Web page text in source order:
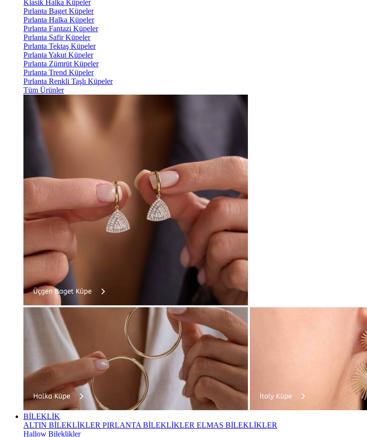
Klasik Halka Küpeler
Pırlanta Baget Küpeler
Pırlanta Halka Küpeler
Pırlanta Fantazi Küpeler
Pırlanta Safir Küpeler
Pırlanta Tektaş Küpeler
Pırlanta Yakut Küpeler
Pırlanta Zümrüt Küpeler
Pırlanta Trend Küpeler
Pırlanta Renkli Taşlı Küpeler
Tüm Ürünler
BİLEKLİK
ALTIN BİLEKLİKLER PIRLANTA BİLEKLİKLER ELMAS BİLEKLİKLER
Hallow Bileklikler